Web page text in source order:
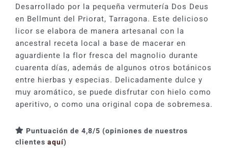
Desarrollado por la pequeña vermutería Dos Deus
en Bellmunt del Priorat, Tarragona. Este delicioso
licor se elabora de manera artesanal con la
ancestral receta local a base de macerar en
aguardiente la flor fresca del magnolio durante
cuarenta días, además de algunos otros botánicos
entre hierbas y especias. Delicadamente dulce y
muy aromático, se puede disfrutar con hielo como
aperitivo, o como una original copa de sobremesa.
Puntuación de 4,8/5 (opiniones de nuestros
clientes aquí)